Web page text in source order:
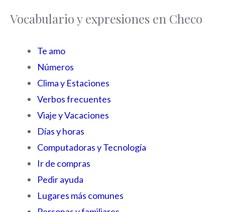
Vocabulario y expresiones en Checo
Te amo
Números
Clima y Estaciones
Verbos frecuentes
Viaje y Vacaciones
Días y horas
Computadoras y Tecnología
Ir de compras
Pedir ayuda
Lugares más comunes